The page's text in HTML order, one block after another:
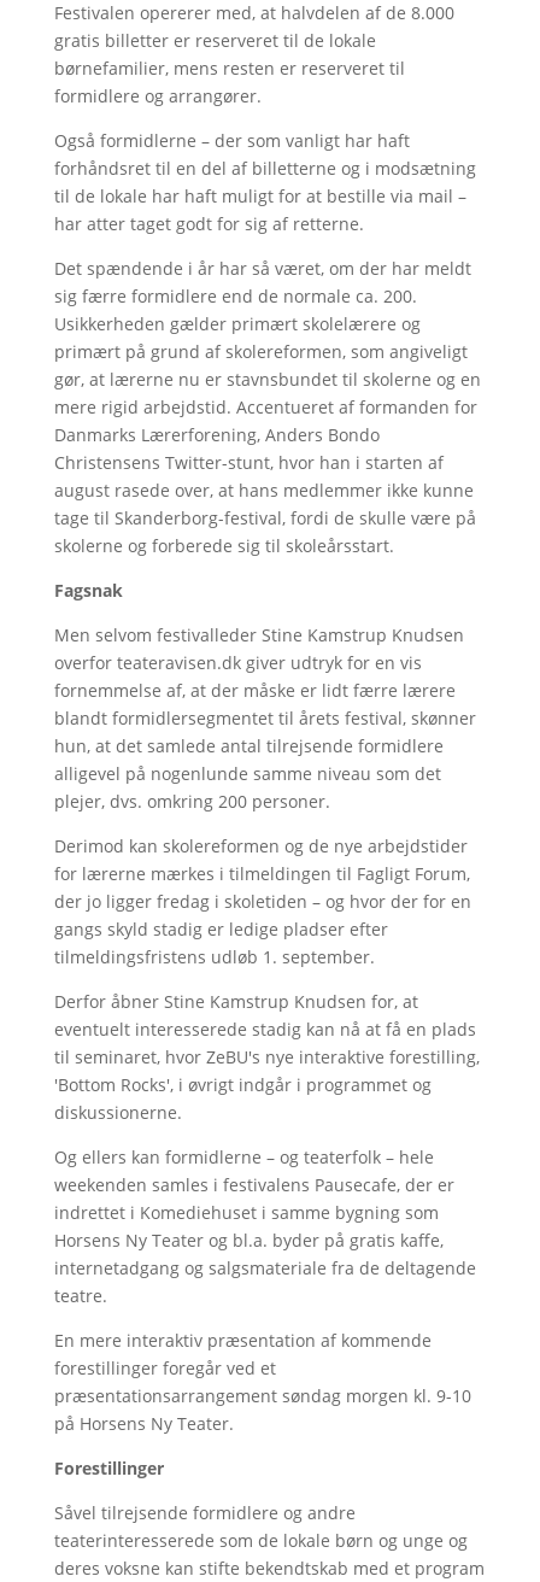
Festivalen opererer med, at halvdelen af de 8.000
gratis billetter er reserveret til de lokale
børnefamilier, mens resten er reserveret til
formidlere og arrangører.
Også formidlerne – der som vanligt har haft
forhåndsret til en del af billetterne og i modsætning
til de lokale har haft muligt for at bestille via mail –
har atter taget godt for sig af retterne.
Det spændende i år har så været, om der har meldt
sig færre formidlere end de normale ca. 200.
Usikkerheden gælder primært skolelærere og
primært på grund af skolereformen, som angiveligt
gør, at lærerne nu er stavnsbundet til skolerne og en
mere rigid arbejdstid. Accentueret af formanden for
Danmarks Lærerforening, Anders Bondo
Christensens Twitter-stunt, hvor han i starten af
august rasede over, at hans medlemmer ikke kunne
tage til Skanderborg-festival, fordi de skulle være på
skolerne og forberede sig til skoleårsstart.
Fagsnak
Men selvom festivalleder Stine Kamstrup Knudsen
overfor teateravisen.dk giver udtryk for en vis
fornemmelse af, at der måske er lidt færre lærere
blandt formidlersegmentet til årets festival, skønner
hun, at det samlede antal tilrejsende formidlere
alligevel på nogenlunde samme niveau som det
plejer, dvs. omkring 200 personer.
Derimod kan skolereformen og de nye arbejdstider
for lærerne mærkes i tilmeldingen til Fagligt Forum,
der jo ligger fredag i skoletiden – og hvor der for en
gangs skyld stadig er ledige pladser efter
tilmeldingsfristens udløb 1. september.
Derfor åbner Stine Kamstrup Knudsen for, at
eventuelt interesserede stadig kan nå at få en plads
til seminaret, hvor ZeBU's nye interaktive forestilling,
'Bottom Rocks', i øvrigt indgår i programmet og
diskussionerne.
Og ellers kan formidlerne – og teaterfolk – hele
weekenden samles i festivalens Pausecafe, der er
indrettet i Komediehuset i samme bygning som
Horsens Ny Teater og bl.a. byder på gratis kaffe,
internetadgang og salgsmateriale fra de deltagende
teatre.
En mere interaktiv præsentation af kommende
forestillinger foregår ved et
præsentationsarrangement søndag morgen kl. 9-10
på Horsens Ny Teater.
Forestillinger
Såvel tilrejsende formidlere og andre
teaterinteresserede som de lokale børn og unge og
deres voksne kan stifte bekendtskab med et program